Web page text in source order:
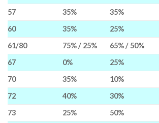
57
35% 35%
60
35% 25%
61/80
75% / 25% 65% / 50%
67
0% 25%
70
35% 10%
72
40% 30%
73
25% 50%